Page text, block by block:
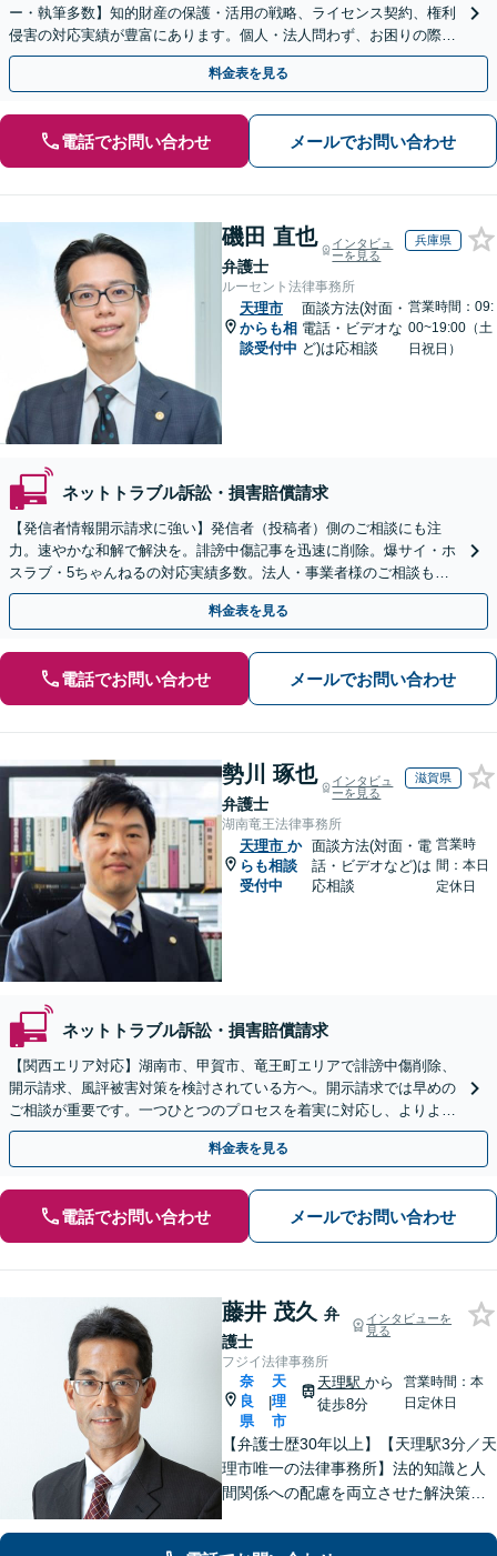
ー・執筆多数】知的財産の保護・活用の戦略、ライセンス契約、権利
侵害の対応実績が豊富にあります。個人・法人問わず、お困りの際は
お気軽にご相談ください。【弁護士歴15年以上】
料金表を見る
電話でお問い合わせ メールでお問い合わせ
磯田 直也
弁護士
インタビュ
ーを見る
兵庫県
ルーセント法律事務所
天理市
からも相
談受付中
面談方法(対面・
電話・ビデオな
ど)は応相談
営業時間：09:
00~19:00（土
日祝日）
ネットトラブル訴訟・損害賠償請求
【発信者情報開示請求に強い】発信者（投稿者）側のご相談にも注
力。速やかな和解で解決を。誹謗中傷記事を迅速に削除。爆サイ・ホ
スラブ・5ちゃんねるの対応実績多数。法人・事業者様のご相談も歓
迎【初回相談無料・電話/WEB面談・夜間休日全国対応可】
料金表を見る
電話でお問い合わせ メールでお問い合わせ
勢川 琢也
弁護士
インタビュ
ーを見る
滋賀県
湖南竜王法律事務所
天理市 か
らも相談
受付中
面談方法(対面・電
話・ビデオなど)は
応相談
営業時
間：本日
定休日
ネットトラブル訴訟・損害賠償請求
【関西エリア対応】湖南市、甲賀市、竜王町エリアで誹謗中傷削除、
開示請求、風評被害対策を検討されている方へ。開示請求では早めの
ご相談が重要です。一つひとつのプロセスを着実に対応し、よりよい
解決に向けて尽力いたします【Web面談OK】
料金表を見る
電話でお問い合わせ メールでお問い合わせ
藤井 茂久 弁
護士
インタビューを
見る
フジイ法律事務所
奈
良
県
|
天
理
市
天理駅から
徒歩8分
営業時間：本
日定休日
【弁護士歴30年以上】【天理駅3分／天
理市唯一の法律事務所】法的知識と人
間関係への配慮を両立させた解決策を